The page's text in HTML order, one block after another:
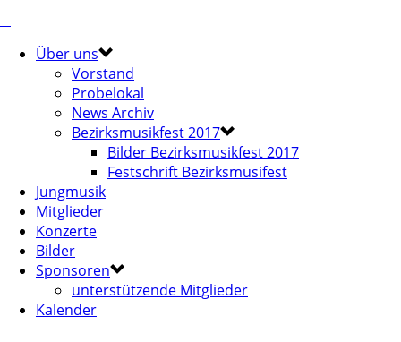
Über uns
Vorstand
Probelokal
News Archiv
Bezirksmusikfest 2017
Bilder Bezirksmusikfest 2017
Festschrift Bezirksmusifest
Jungmusik
Mitglieder
Konzerte
Bilder
Sponsoren
unterstützende Mitglieder
Kalender